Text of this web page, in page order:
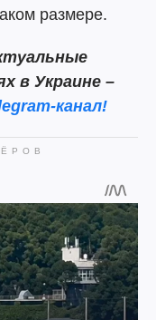
размере.
в Украине –
канал!